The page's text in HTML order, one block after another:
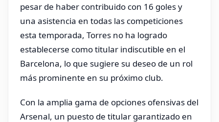
pesar de haber contribuido con 16 goles y
una asistencia en todas las competiciones
esta temporada, Torres no ha logrado
establecerse como titular indiscutible en el
Barcelona, lo que sugiere su deseo de un rol
más prominente en su próximo club.
Con la amplia gama de opciones ofensivas del
Arsenal, un puesto de titular garantizado en